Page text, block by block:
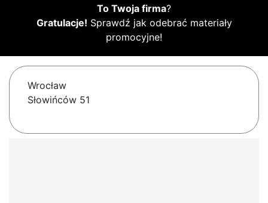
To Twoja firma?
Gratulacje! Sprawdź jak odebrać materiały
promocyjne!
Wrocław
Słowińców 51